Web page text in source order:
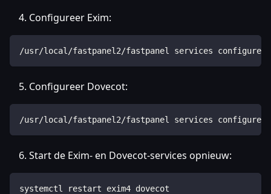
Configureer Exim:
/usr/local/fastpanel2/fastpanel services configure
Configureer Dovecot:
/usr/local/fastpanel2/fastpanel services configure
Start de Exim- en Dovecot-services opnieuw:
systemctl restart exim4 dovecot